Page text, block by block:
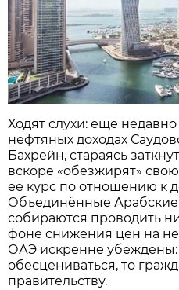
Ходят слухи: ещё
нефтяных доходах
Бахрейн, стараясь
вскоре «обезжирят»
её курс по отношению к
Объединённые
собираются проводить
фоне снижения цен на
ОАЭ искренне убеждены:
обесцениваться, то
правительству.